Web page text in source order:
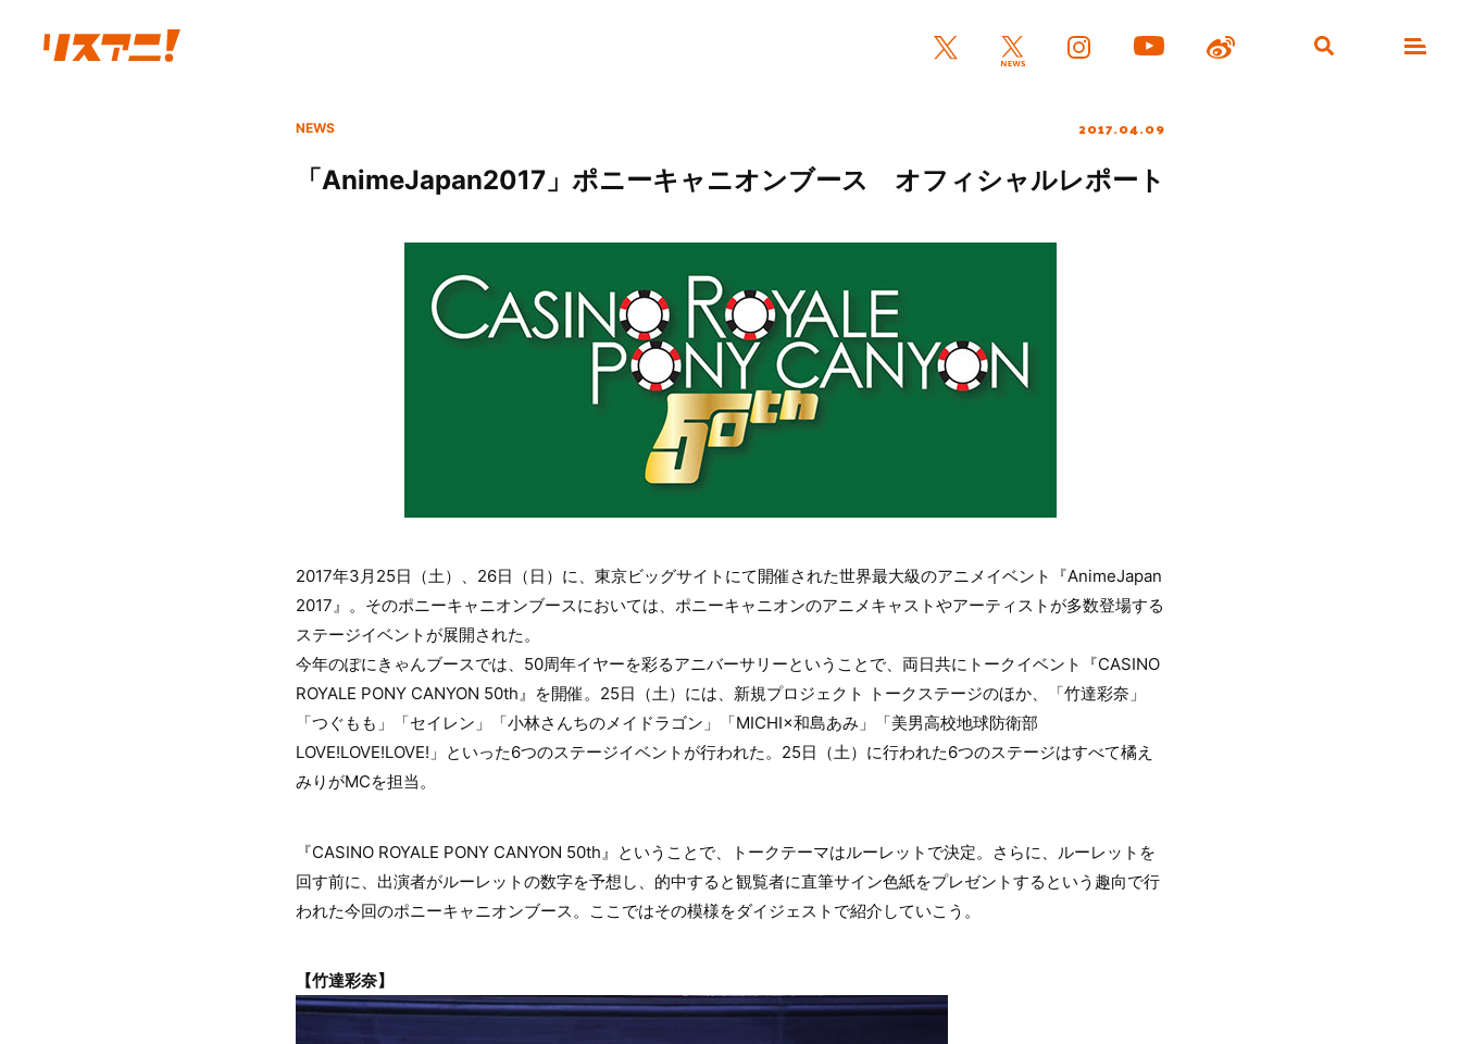
NEWS 2017.04.09
「AnimeJapan2017」ポニーキャニオンブース オフィシャルレポート
2017年3月25日（土）、26日（日）に、東京ビッグサイトにて開催された世界最大級のアニメイベント『AnimeJapan
2017』。そのポニーキャニオンブースにおいては、ポニーキャニオンのアニメキャストやアーティストが多数登場する
ステージイベントが展開された。
今年のぽにきゃんブースでは、50周年イヤーを彩るアニバーサリーということで、両日共にトークイベント『CASINO
ROYALE PONY CANYON 50th』を開催。25日（土）には、新規プロジェクト トークステージのほか、「竹達彩奈」
「つぐもも」「セイレン」「小林さんちのメイドラゴン」「MICHI×和島あみ」「美男高校地球防衛部
LOVE!LOVE!LOVE!」といった6つのステージイベントが行われた。25日（土）に行われた6つのステージはすべて橘え
みりがMCを担当。
『CASINO ROYALE PONY CANYON 50th』ということで、トークテーマはルーレットで決定。さらに、ルーレットを
回す前に、出演者がルーレットの数字を予想し、的中すると観覧者に直筆サイン色紙をプレゼントするという趣向で行
われた今回のポニーキャニオンブース。ここではその模様をダイジェストで紹介していこう。
【竹達彩奈】